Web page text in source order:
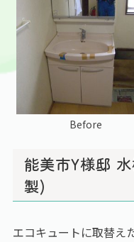
Before
能美市Y様邸
製)
エコキュートに取替え